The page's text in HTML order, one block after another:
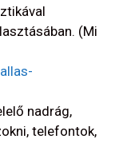
(Mi
nadrág,
telefontok,